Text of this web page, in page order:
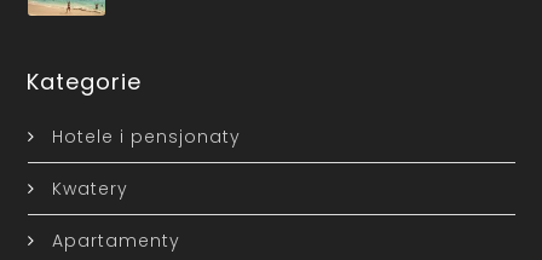
Kategorie
Hotele i pensjonaty
Kwatery
Apartamenty